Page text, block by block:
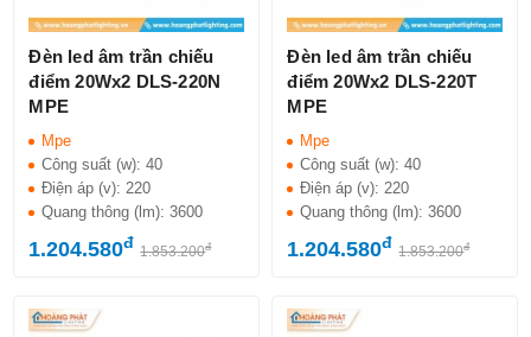
Đèn led âm trần chiếu
điểm 20Wx2 DLS-220N
MPE
Mpe
Công suất (w):40
Điện áp (v): 220
Quang thông (lm):3600
1.204.580đ 1.853.200đ
Đèn led âm trần chiếu
điểm 20Wx2 DLS-220T
MPE
Mpe
Công suất (w):40
Điện áp (v): 220
Quang thông (lm):3600
1.204.580đ 1.853.200đ